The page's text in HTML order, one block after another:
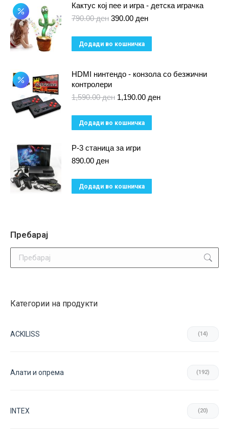
has
multiple
The
may
chosen
on
the
product
Кактус кој пее и игра - детска играчка
790.00ден Original
was:
790.00 ден.
390.00 денCurrent
is:
Додади во кошничка
HDMI нинтендо - конзола со безжични
контролери
1,590.00ден Original
was:
1,590.00 ден.
1,190.00 денCurrent
Додади во кошничка
P-3 станица за игри
890.00 ден
Додади во кошничка
Пребарај
Категории на продукти
ACKILISS (14)
Aлати и опрема (192)
INTEX (20)